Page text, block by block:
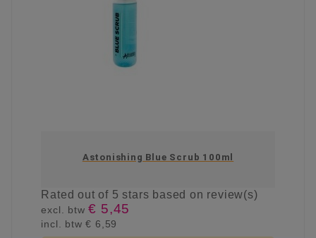
Astonishing Blue Scrub 100ml
Ratedout of 5 stars based on review(s)
excl. btw€ 5,45
incl. btw€ 6,59